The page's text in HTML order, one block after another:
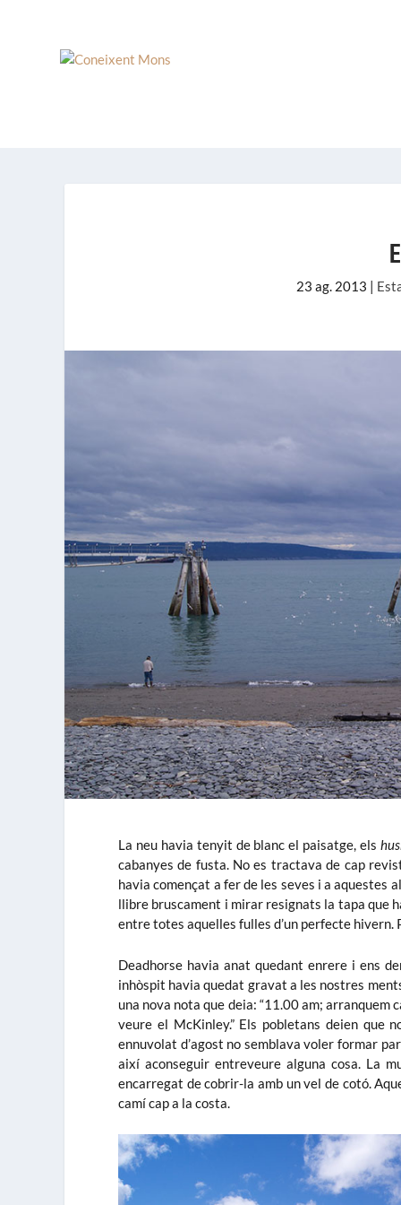
23 ag. 2013 |
La neu havia tenyit de blanc el paisatge, els
cabanyes de fusta. No es tractava de cap
havia començat a fer de les seves i a aquestes
llibre bruscament i mirar resignats la tapa que
entre totes aquelles fulles d’un perfecte
Deadhorse havia anat quedant enrere i ens
inhòspit havia quedat gravat a les nostres
una nova nota que deia: “11.00 am; arranquem
veure el McKinley.” Els pobletans deien que
ennuvolat d’agost no semblava voler formar
així aconseguir entreveure alguna cosa. La
encarregat de cobrir-la amb un vel de cotó.
camí cap a la costa.